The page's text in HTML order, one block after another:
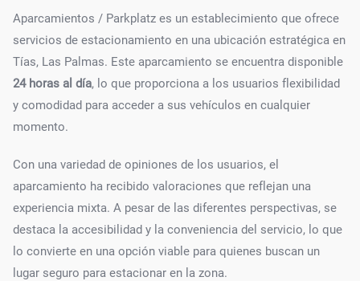
Aparcamientos / Parkplatz es un establecimiento que ofrece
servicios de estacionamiento en una ubicación estratégica en
Tías, Las Palmas. Este aparcamiento se encuentra disponible
24 horas al día, lo que proporciona a los usuarios flexibilidad
y comodidad para acceder a sus vehículos en cualquier
momento.
Con una variedad de opiniones de los usuarios, el
aparcamiento ha recibido valoraciones que reflejan una
experiencia mixta. A pesar de las diferentes perspectivas, se
destaca la accesibilidad y la conveniencia del servicio, lo que
lo convierte en una opción viable para quienes buscan un
lugar seguro para estacionar en la zona.